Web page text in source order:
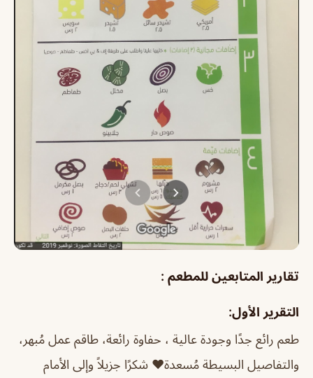
تقارير المتابعين للمطعم :
التقرير الأول:
طعم رائع جدًا وجودة عالية ، حفاوة رائعة، طاقم عمل مُبهر،
والتفاصيل البسيطة مُسعدة❤️ شكرًا جزيلاً وإلى الأمام